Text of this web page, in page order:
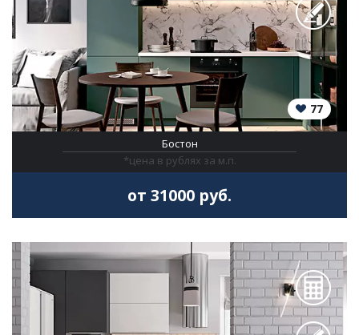
77
Бостон
*цена в рублях за м.п.
от 31000 руб.